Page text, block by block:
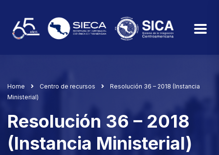
Home Centro de recursos
Resolución 36 – 2018 (Instancia
Ministerial)
Resolución 36 – 2018
(Instancia Ministerial)